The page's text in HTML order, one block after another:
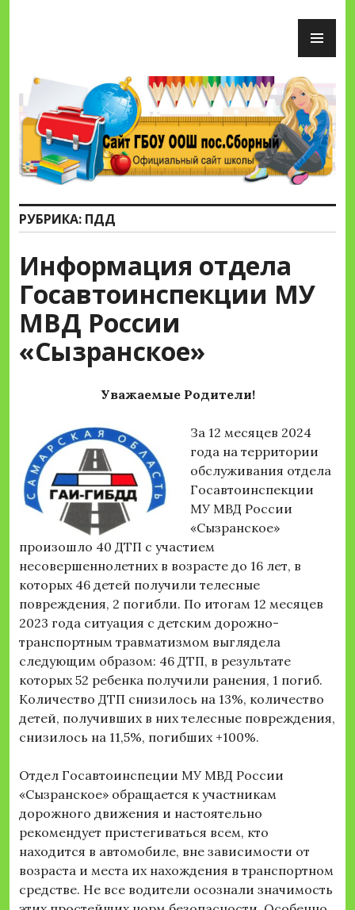
Сайт ГБОУ ООШ пос.Сборный
РУБРИКА: ПДД
Информация отдела
Госавтоинспекции МУ
МВД России
«Сызранское»
Уважаемые Родители!
За 12 месяцев 2024
года на территории
обслуживания отдела
Госавтоинспекции
МУ МВД России
«Сызранское»
произошло 40 ДТП с участием
несовершеннолетних в возрасте до 16 лет, в
которых 46 детей получили телесные
повреждения, 2 погибли. По итогам 12 месяцев
2023 года ситуация с детским дорожно-
транспортным травматизмом выглядела
следующим образом: 46 ДТП, в результате
которых 52 ребенка получили ранения, 1 погиб.
Количество ДТП снизилось на 13%, количество
детей, получивших в них телесные повреждения,
снизилось на 11,5%, погибших +100%.
Отдел Госавтоинспеции МУ МВД России
«Сызранское» обращается к участникам
дорожного движения и настоятельно
рекомендует пристегиваться всем, кто
находится в автомобиле, вне зависимости от
возраста и места их нахождения в транспортном
средстве. Не все водители осознали значимость